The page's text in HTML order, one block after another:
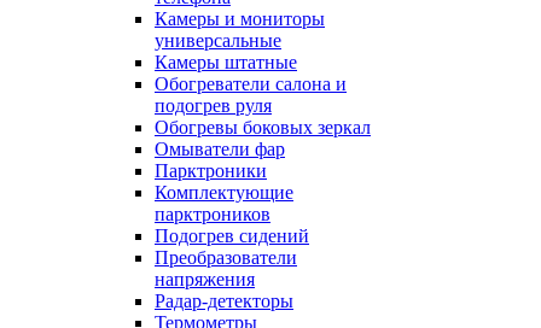
Камеры и мониторы
универсальные
Камеры штатные
Обогреватели салона и
подогрев руля
Обогревы боковых зеркал
Омыватели фар
Парктроники
Комплектующие
парктроников
Подогрев сидений
Преобразователи
напряжения
Радар-детекторы
Термометры